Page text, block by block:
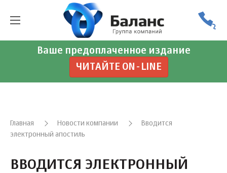
Ваше предоплаченное издание
ЧИТАЙТЕ ON-LINE
Главная Новости компании
Вводится
электронный апостиль
ВВОДИТСЯ ЭЛЕКТРОННЫЙ